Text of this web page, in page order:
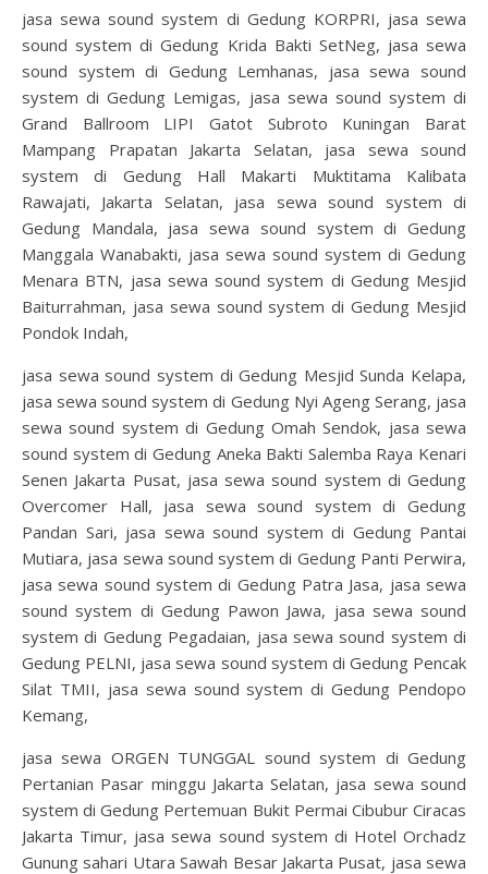
jasa sewa sound system di Gedung KORPRI, jasa sewa
sound system di Gedung Krida Bakti SetNeg, jasa sewa
sound system di Gedung Lemhanas, jasa sewa sound
system di Gedung Lemigas, jasa sewa sound system di
Grand Ballroom LIPI Gatot Subroto Kuningan Barat
Mampang Prapatan Jakarta Selatan, jasa sewa sound
system di Gedung Hall Makarti Muktitama Kalibata
Rawajati, Jakarta Selatan, jasa sewa sound system di
Gedung Mandala, jasa sewa sound system di Gedung
Manggala Wanabakti, jasa sewa sound system di Gedung
Menara BTN, jasa sewa sound system di Gedung Mesjid
Baiturrahman, jasa sewa sound system di Gedung Mesjid
Pondok Indah,
jasa sewa sound system di Gedung Mesjid Sunda Kelapa,
jasa sewa sound system di Gedung Nyi Ageng Serang, jasa
sewa sound system di Gedung Omah Sendok, jasa sewa
sound system di Gedung Aneka Bakti Salemba Raya Kenari
Senen Jakarta Pusat, jasa sewa sound system di Gedung
Overcomer Hall, jasa sewa sound system di Gedung
Pandan Sari, jasa sewa sound system di Gedung Pantai
Mutiara, jasa sewa sound system di Gedung Panti Perwira,
jasa sewa sound system di Gedung Patra Jasa, jasa sewa
sound system di Gedung Pawon Jawa, jasa sewa sound
system di Gedung Pegadaian, jasa sewa sound system di
Gedung PELNI, jasa sewa sound system di Gedung Pencak
Silat TMII, jasa sewa sound system di Gedung Pendopo
Kemang,
jasa sewa ORGEN TUNGGAL sound system di Gedung
Pertanian Pasar minggu Jakarta Selatan, jasa sewa sound
system di Gedung Pertemuan Bukit Permai Cibubur Ciracas
Jakarta Timur, jasa sewa sound system di Hotel Orchadz
Gunung sahari Utara Sawah Besar Jakarta Pusat, jasa sewa